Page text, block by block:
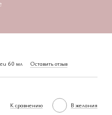
60 мл Оставить отзыв
К сравнению В желания